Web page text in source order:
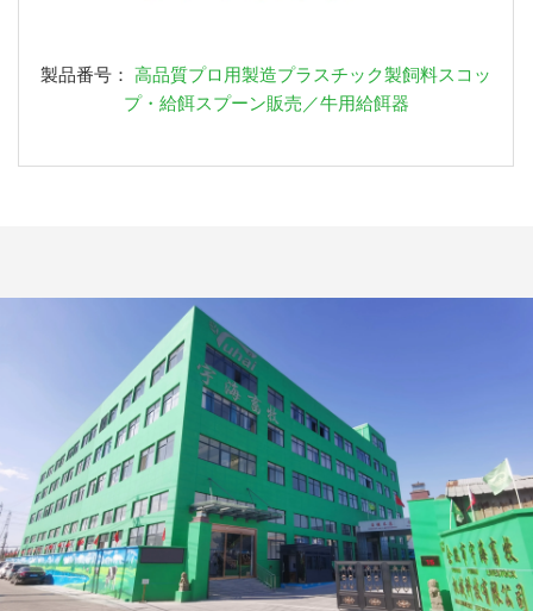
製品番号： 高品質プロ用製造プラスチック製飼料スコッ
プ・給餌スプーン販売／牛用給餌器